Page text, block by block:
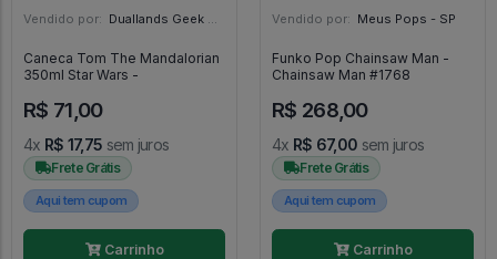
Vendido por: Duallands Geek Store - RS
Caneca Tom The Mandalorian
350ml Star Wars -
R$ 71,00
4x R$ 17,75 sem juros
Frete Grátis
Aqui tem cupom
Carrinho
Vendido por: Meus Pops - SP
Funko Pop Chainsaw Man -
Chainsaw Man #1768
R$ 268,00
4x R$ 67,00 sem juros
Frete Grátis
Aqui tem cupom
Carrinho